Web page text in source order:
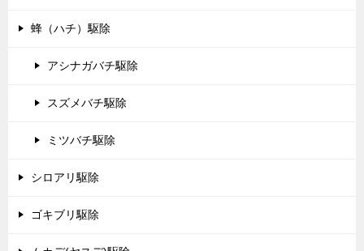
蜂（ハチ）駆除
アシナガバチ駆除
スズメバチ駆除
ミツバチ駆除
シロアリ駆除
ゴキブリ駆除